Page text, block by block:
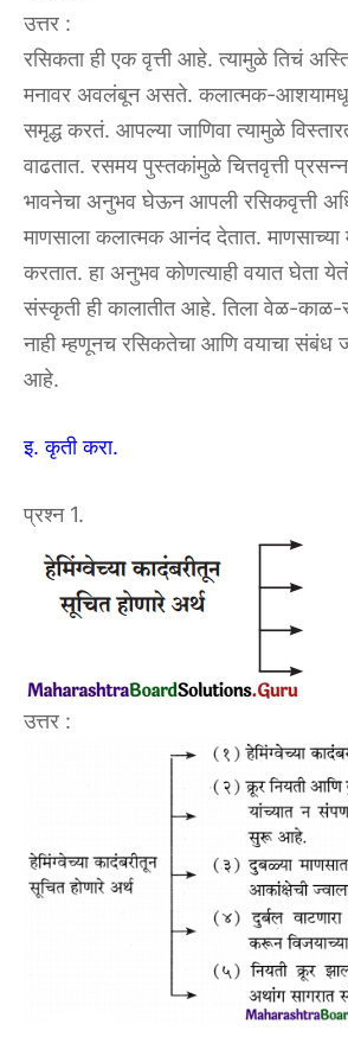
उत्तर :
रसिकता ही एक वृत्ती आहे. त्यामुळे तिचं
मनावर अवलंबून असते. कलात्मक-
समृद्ध करतं. आपल्या जाणिवा त्यामुळे
वाढतात. रसमय पुस्तकांमुळे चित्तवृत्ती प्रसन्न
भावनेचा अनुभव घेऊन आपली रसिकवृत्ती
माणसाला कलात्मक आनंद देतात. माणसाच्या
करतात. हा अनुभव कोणत्याही वयात घेता
संस्कृती ही कालातीत आहे. तिला वेळ-
नाही म्हणूनच रसिकतेचा आणि वयाचा
आहे.
इ. कृती करा.
प्रश्न 1.
उत्तर :